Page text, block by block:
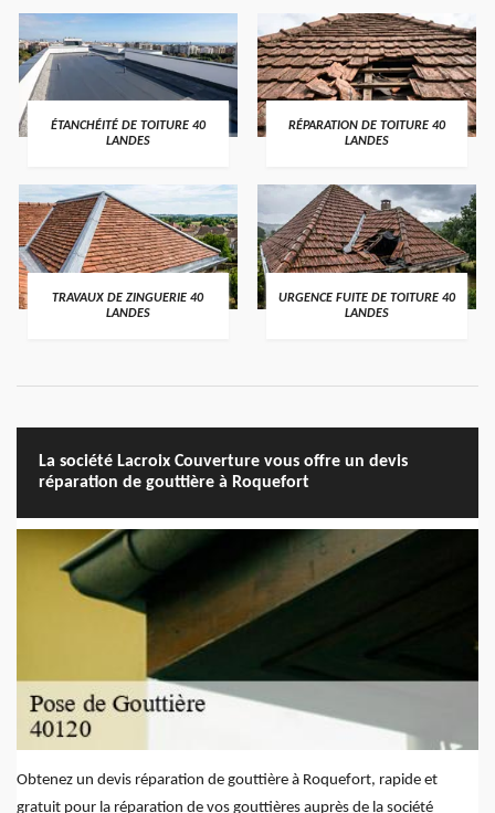
ÉTANCHÉITÉ DE TOITURE 40
LANDES
RÉPARATION DE TOITURE 40
LANDES
TRAVAUX DE ZINGUERIE 40
LANDES
URGENCE FUITE DE TOITURE 40
LANDES
La société Lacroix Couverture vous offre un devis
réparation de gouttière à Roquefort
Obtenez un devis réparation de gouttière à Roquefort, rapide et
gratuit pour la réparation de vos gouttières auprès de la société